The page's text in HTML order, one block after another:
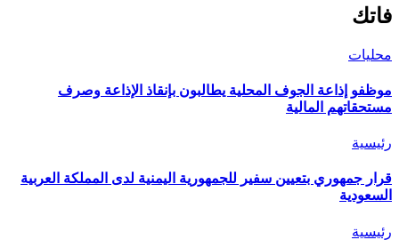
فاتك
محليات
موظفو إذاعة الجوف المحلية يطالبون بإنقاذ الإذاعة وصرف
مستحقاتهم المالية
رئيسية
قرار جمهوري بتعيين سفير للجمهورية اليمنية لدى المملكة العربية
السعودية
رئيسية